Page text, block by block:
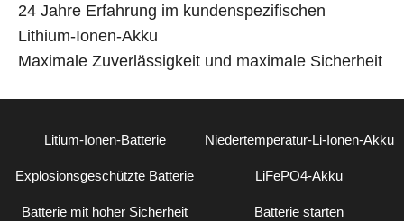
24 Jahre Erfahrung im kundenspezifischen
Lithium-Ionen-Akku
Maximale Zuverlässigkeit und maximale Sicherheit
Litium-Ionen-Batterie Niedertemperatur-Li-Ionen-Akku
Explosionsgeschützte Batterie LiFePO4-Akku
Batterie mit hoher Sicherheit Batterie starten